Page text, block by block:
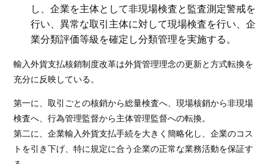
し、企業を主体として非現場検査と監査測定警戒を
行い、異常な取引主体に対して現場検査を行い、企
業分類評価等級を確定し分類管理を実施する。
輸入外貨支払核銷制度改革は外貨管理理念の更新と方式転換を
充分に反映している。
第一に、取引ごとの核銷から総量検査へ、現場核銷から非現場
検査へ、行為管理監督から主体管理監督への転換。
第二に、企業輸入外貨支払手続を大きく簡略化し、企業のコス
トを引き下げ、特に規定に合う企業の正常な業務活動を保証す